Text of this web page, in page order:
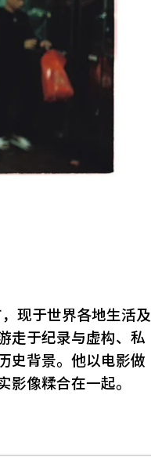
现于世界各地生活及
走于纪录与虚构、私
史背景。他以电影做
像糅合在一起。